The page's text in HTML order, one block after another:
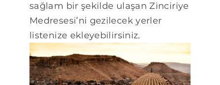
sağlam bir şekilde ulaşan Zinciriye
Medresesi’ni gezilecek yerler
listenize ekleyebilirsiniz.